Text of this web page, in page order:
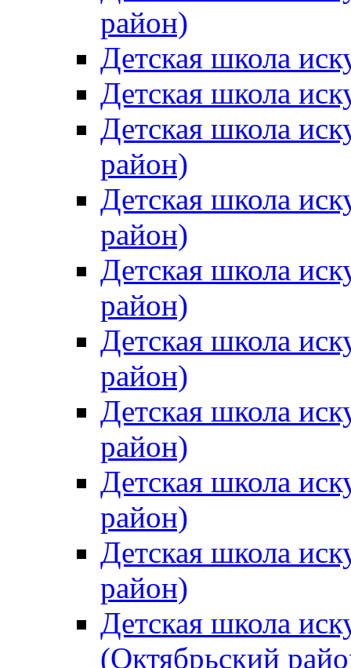
район)
Детская школа
Детская школа
Детская школа
район)
Детская школа
район)
Детская школа
район)
Детская школа
район)
Детская школа
район)
Детская школа
район)
Детская школа
район)
Детская школа
(Октябрьский